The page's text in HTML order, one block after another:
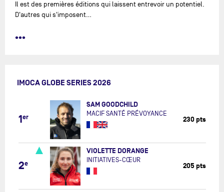
Il est des premières éditions qui laissent entrevoir un potentiel.
D'autres qui s'imposent…
•••
IMOCA GLOBE SERIES 2026
1er
SAM GOODCHILD
MACIF SANTÉ PRÉVOYANCE
230 pts
2e
VIOLETTE DORANGE
INITIATIVES-CŒUR
205 pts